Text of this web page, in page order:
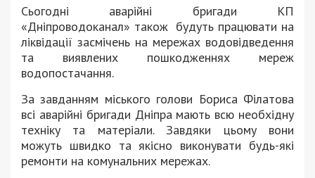
Сьогодні аварійні бригади КП
«Дніпроводоканал» також будуть працювати на
ліквідації засмічень на мережах водовідведення
та виявлених пошкодженнях мереж
водопостачання.
За завданням міського голови Бориса Філатова
всі аварійні бригади Дніпра мають всю необхідну
техніку та матеріали. Завдяки цьому вони
можуть швидко та якісно виконувати будь-які
ремонти на комунальних мережах.